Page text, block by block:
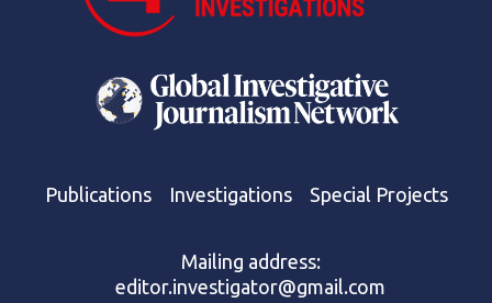
Publications Investigations Special Projects
Mailing address:
editor.investigator@gmail.com